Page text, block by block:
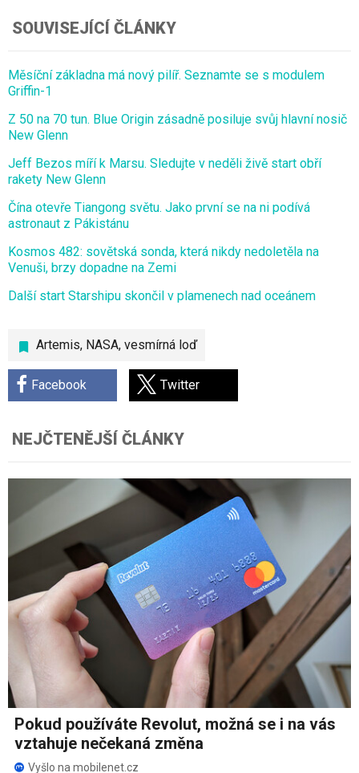
Artemis, NASA, vesmírná loď
Facebook Twitter
SOUVISEJÍCÍ ČLÁNKY
Měsíční základna má nový pilíř. Seznamte se s modulem
Griffin-1
Z 50 na 70 tun. Blue Origin zásadně posiluje svůj hlavní nosič
New Glenn
Jeff Bezos míří k Marsu. Sledujte v neděli živě start obří
rakety New Glenn
Čína otevře Tiangong světu. Jako první se na ni podívá
astronaut z Pákistánu
Kosmos 482: sovětská sonda, která nikdy nedoletěla na
Venuši, brzy dopadne na Zemi
Další start Starshipu skončil v plamenech nad oceánem
NEJČTENĚJŠÍ ČLÁNKY
Pokud používáte Revolut, možná se i na vás
vztahuje nečekaná změna
Vyšlo na mobilenet.cz